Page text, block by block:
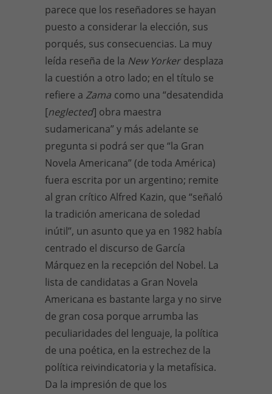
parece que los reseñadores se hayan
puesto a considerar la elección, sus
porqués, sus consecuencias. La muy
leída reseña de la New Yorker desplaza
la cuestión a otro lado; en el título se
refiere a Zama como una “desatendida
[neglected] obra maestra
sudamericana” y más adelante se
pregunta si podrá ser que “la Gran
Novela Americana” (de toda América)
fuera escrita por un argentino; remite
al gran crítico Alfred Kazin, que “señaló
la tradición americana de soledad
inútil”, un asunto que ya en 1982 había
centrado el discurso de García
Márquez en la recepción del Nobel. La
lista de candidatas a Gran Novela
Americana es bastante larga y no sirve
de gran cosa porque arrumba las
peculiaridades del lenguaje, la política
de una poética, en la estrechez de la
política reivindicatoria y la metafísica.
Da la impresión de que los